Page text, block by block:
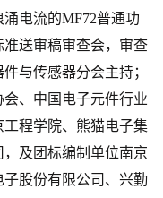
涌电流的MF72普通功
准送审稿审查会，审查
与传感器分会主持；
、中国电子元件行业
程学院、熊猫电子集
及团标编制单位南京
股份有限公司、兴勤